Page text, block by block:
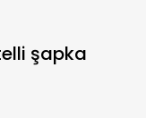
şapka